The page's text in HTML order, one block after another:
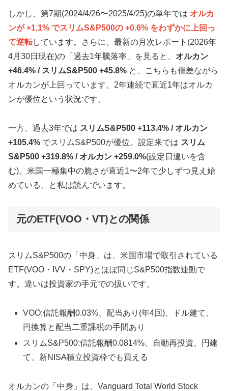
しかし、第7期(2024/4/26〜2025/4/25)の単年では オルカ
ンが +1.1% でスリムS&P500の +0.6% をわずかに上回っ
て逆転しています。さらに、最新の月次レポート(2026年
4月30日現在)の「過去1年騰落率」を見ると、 オルカン
+46.4% / スリムS&P500 +45.8% と、こちらも僅差ながら
オルカンが上回っています。2年連続で直近1年はオルカ
ンが優位という状況です。
一方、過去3年では スリムS&P500 +113.4% / オルカン
+105.4% でスリムS&P500が優位。設定来では スリム
S&P500 +319.8% / オルカン +259.0%(設定日違いを含
む)。米国一極集中の脆さが直近1〜2年で少しずつ見え始
めている、と私は読んでいます。
元のETF(VOO・VT)との関係
スリムS&P500の「中身」は、米国市場で取引されている
ETF(VOO・IVV・SPY)とほぼ同じS&P500指数連動で
す。違いは投資家の手元での扱いです。
VOO:信託報酬0.03%、配当あり(年4回)、ドル建て、
円換算と配当二重課税の手間あり
スリムS&P500:信託報酬0.0814%、自動再投資、円建
て、新NISA積立投資枠でも買える
オルカンの「中身」は、Vanguard Total World Stock